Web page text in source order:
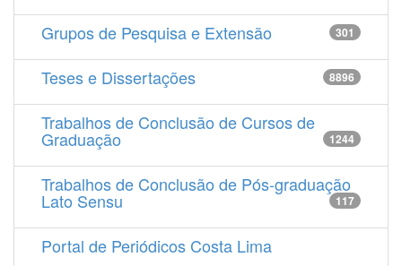
Grupos de Pesquisa e Extensão 301
Teses e Dissertações 8896
Trabalhos de Conclusão de Cursos de
Graduação 1244
Trabalhos de Conclusão de Pós-graduação
Lato Sensu 117
Portal de Periódicos Costa Lima